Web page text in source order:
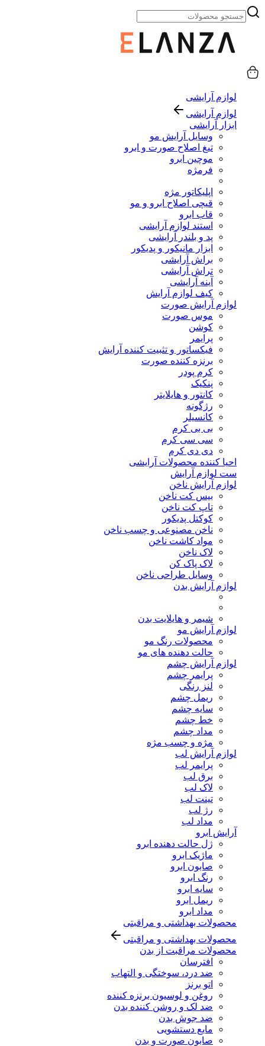
لوازم آرایشی
لوازم آرایشی
ابزار آرایشی
وسایل آرایش مو
تیغ اصلاح صورت و ابرو
موچین ابرو
فرمژه
اپلیکاتور مژه
قیچی اصلاح ابرو و مو
قاب ابرو
استند لوازم آرایشی
پد و بلندر آرایشی
ابزار مانیکور و پدیکور
براش آرایشی
تراش آرایشی
آینه آرایشی
کیف لوازم آرایش
لوازم آرایش صورت
موس صورت
کوشن
پرایمر
فیکساتور و تثبیت کننده آرایش
برنزه کننده صورت
کرم پودر
پنکیک
کانتور و هایلایتر
رژگونه
کانسیلر
بی بی کرم
سی سی کرم
دی دی کرم
احیا کننده محصولات آرایشی
ست لوازم آرایش
لوازم آرایش ناخن
بیس کت ناخن
تاپ کت ناخن
کوکتل پدیکور
ناخن مصنوعی و چسب ناخن
مواد کاشت ناخن
لاک ناخن
لاک پاک کن
وسایل طراحی ناخن
لوازم آرایش بدن
شیمر و هایلایت بدن
لوازم آرایش مو
محصولات رنگ مو
حالت دهنده های مو
لوازم آرایش چشم
پرایمر چشم
لنز رنگی
ریمل چشم
سایه چشم
خط چشم
مداد چشم
مژه و چسب مژه
لوازم آرایش لب
پرایمر لب
برق لب
لاک لب
تینت لب
رژ لب
مداد لب
آرایش ابرو
ژل حالت دهنده ابرو
ماژیک ابرو
صابون ابرو
رنگ ابرو
سایه ابرو
ریمل ابرو
مداد ابرو
محصولات بهداشتی و مراقبتی
محصولات بهداشتی و مراقبتی
محصولات مراقبت از بدن
افترسان
ضد درد، سوختگی و التهاب
اتو برنز
روغن و لوسیون برنزه کننده
ضد لک و روشن کننده بدن
ضد جوش بدن
مایع دستشویی
صابون صورت و بدن